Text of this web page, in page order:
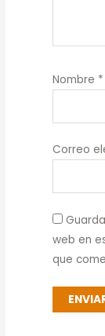
Nombre *
Correo
web en
que